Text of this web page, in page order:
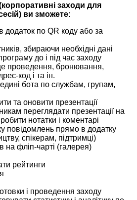
заходи для
ви зможете:
додаток по QR коду або за
збираючи необхідні дані
до і під час заходу
проведення, бронювання,
код і та ін.
бота по службам, групам,
та оновити презентації
переглядати презентації на
нотатки і коментарі
повідомлень прямо в додатку
спікерам, підтримці)
на фліп-чарті (галерея)
рейтинги
і проведення заходу